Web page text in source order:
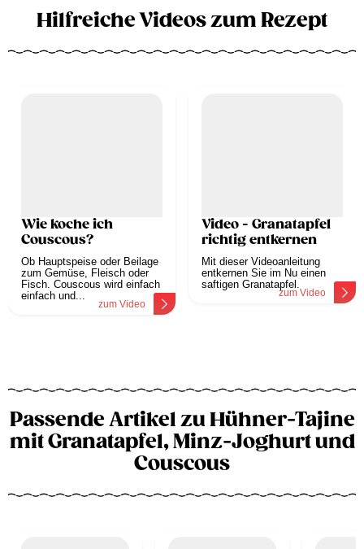
Hilfreiche Videos zum Rezept
Wie koche ich
Couscous?
Ob Hauptspeise oder Beilage
zum Gemüse, Fleisch oder
Fisch. Couscous wird einfach
einfach und...
zum Video
Video - Granatapfel
richtig entkernen
Mit dieser Videoanleitung
entkernen Sie im Nu einen
saftigen Granatapfel.
zum Video
Passende Artikel zu Hühner-Tajine
mit Granatapfel, Minz-Joghurt und
Couscous